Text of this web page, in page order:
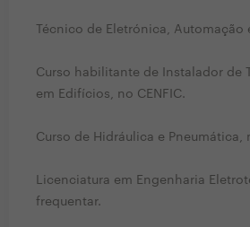
Técnico de Eletrónica, Automação
Curso habilitante de Instalador de
em Edifícios, no CENFIC.
Curso de Hidráulica e Pneumática,
Licenciatura em Engenharia
frequentar.